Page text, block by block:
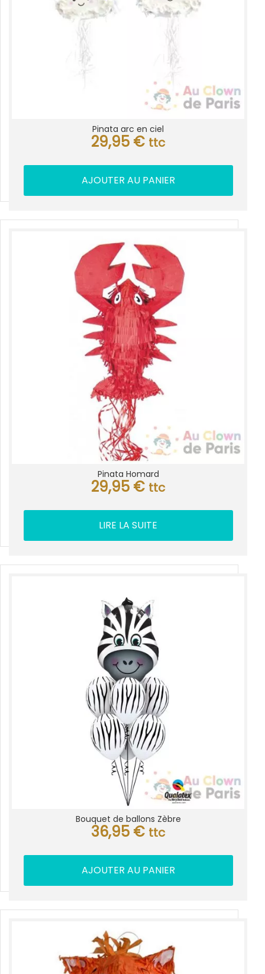
Pinata arc en ciel
29,95 € ttc
AJOUTER AU PANIER
Pinata Homard
29,95 € ttc
LIRE LA SUITE
Bouquet de ballons Zèbre
36,95 € ttc
AJOUTER AU PANIER